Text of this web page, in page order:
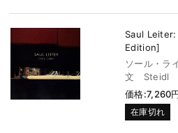
Saul
Edition]
ソール・
文 Steidl
価格:7,260
在庫切れ